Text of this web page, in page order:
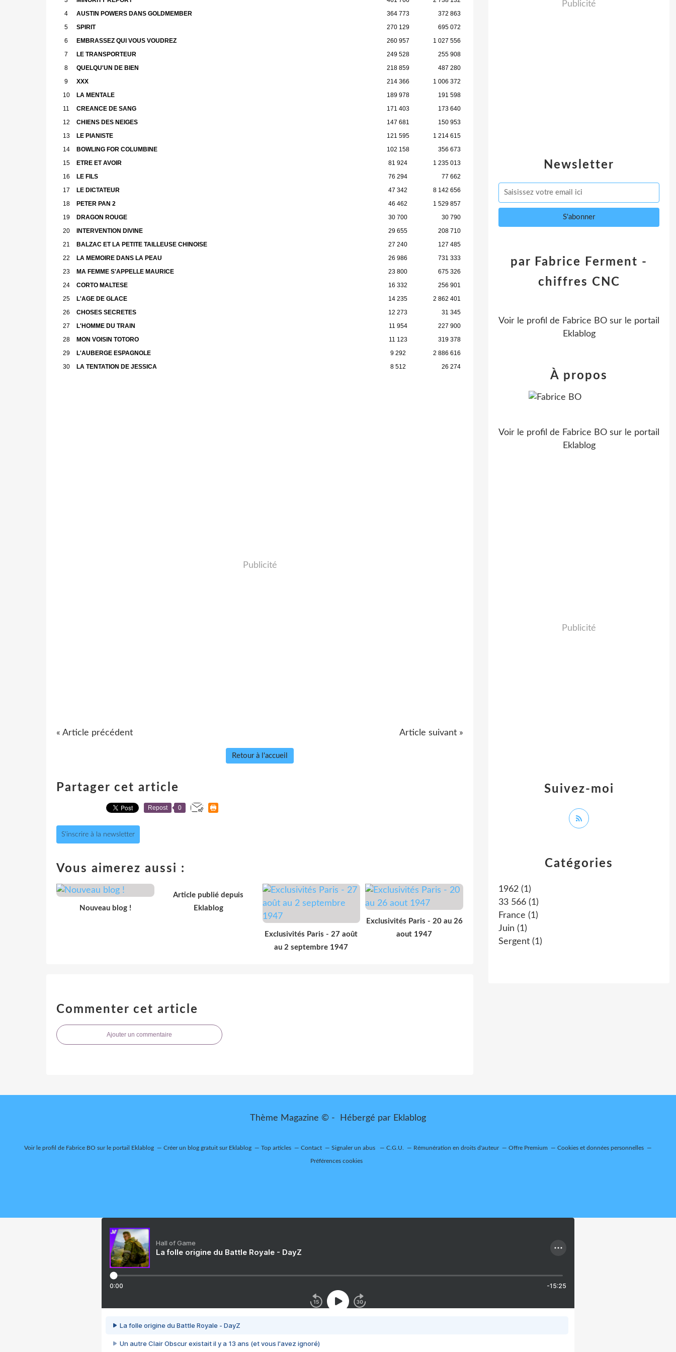
4
AUSTIN POWERS DANS GOLDMEMBER 364 773
372 863
5
SPIRIT 270 129
695 072
6
EMBRASSEZ QUI VOUS VOUDREZ 260 957
1 027 556
7
LE TRANSPORTEUR 249 528
255 908
8
QUELQU'UN DE BIEN 218 859
487 280
9
XXX 214 366
1 006 372
10
LA MENTALE 189 978
191 598
11
CREANCE DE SANG 171 403
173 640
12
CHIENS DES NEIGES 147 681
150 953
13
LE PIANISTE 121 595
1 214 615
14
BOWLING FOR COLUMBINE 102 158
356 673
15
ETRE ET AVOIR 81 924
1 235 013
16
LE FILS 76 294
77 662
17
LE DICTATEUR 47 342
8 142 656
18
PETER PAN 2 46 462
1 529 857
19
DRAGON ROUGE 30 700
30 790
20
INTERVENTION DIVINE 29 655
208 710
21
BALZAC ET LA PETITE TAILLEUSE CHINOISE 27 240
127 485
22
LA MEMOIRE DANS LA PEAU 26 986
731 333
23
MA FEMME S'APPELLE MAURICE 23 800
675 326
24
CORTO MALTESE 16 332
256 901
25
L'AGE DE GLACE 14 235
2 862 401
26
CHOSES SECRETES 12 273
31 345
27
L'HOMME DU TRAIN 11 954
227 900
28
MON VOISIN TOTORO 11 123
319 378
29
L'AUBERGE ESPAGNOLE 9 292
2 886 616
30
LA TENTATION DE JESSICA 8 512 26 274
Publicité
« Article précédent Article suivant »
Retour à l'accueil
Partager cet article
Repost 0
S'inscrire à la newsletter
Vous aimerez aussi :
Nouveau blog !
Article publié depuis
Eklablog
Exclusivités Paris - 27 août
au 2 septembre 1947
Exclusivités Paris - 20 au 26
aout 1947
Commenter cet article
Ajouter un commentaire
Newsletter
Publicité
Catégories
1962 (1)
33 566 (1)
France (1)
Juin (1)
Sergent (1)
par Fabrice Ferment -
chiffres CNC
Voir le profil de Fabrice BO sur le portail
Eklablog
Suivez-moi
À propos
Voir le profil de Fabrice BO sur le portail
Eklablog
Publicité
Thème Magazine © - Hébergé par Eklablog
Voir le profil de Fabrice BO sur le portail Eklablog Créer un blog gratuit sur Eklablog Top articles Contact Signaler un abus C.G.U. Rémunération en droits d'auteur Offre Premium Cookies et données personnelles
Préférences cookies
Hall of Game
La folle origine du Battle Royale - DayZ
0:00 -15:25
La folle origine du Battle Royale - DayZ
Un autre Clair Obscur existait il y a 13 ans (et vous l'avez ignoré)